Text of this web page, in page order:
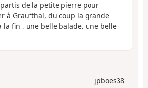
partis de la petite pierre pour
à Graufthal, du coup la grande
la fin , une belle balade, une belle
jpboes38